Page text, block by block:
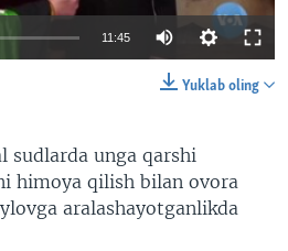
11:45
Yuklab oling
sudlarda unga qarshi
himoya qilish bilan ovora
aralashayotganlikda